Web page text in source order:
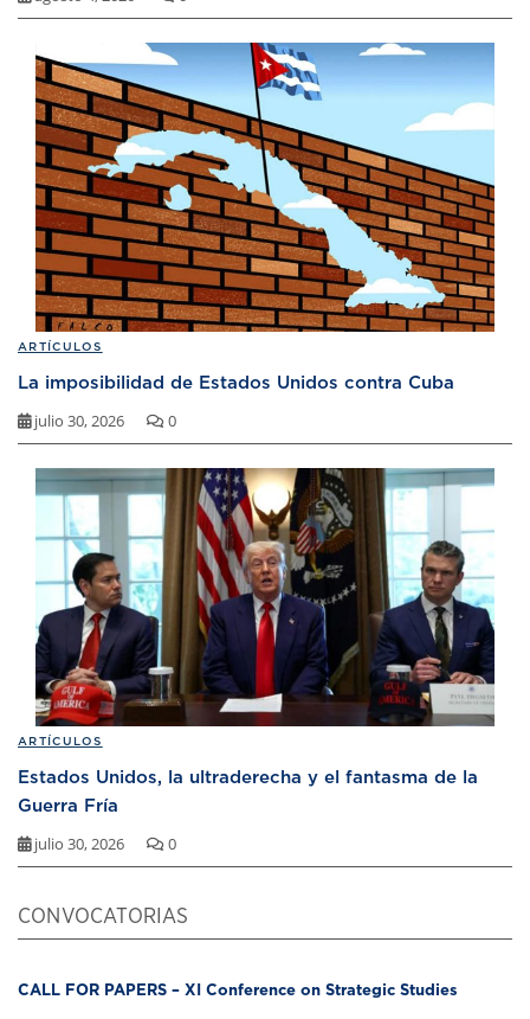
ARTÍCULOS
La imposibilidad de Estados Unidos contra Cuba
julio 30, 2026 0
ARTÍCULOS
Estados Unidos, la ultraderecha y el fantasma de la
Guerra Fría
julio 30, 2026 0
CONVOCATORIAS
CALL FOR PAPERS – XI Conference on Strategic Studies